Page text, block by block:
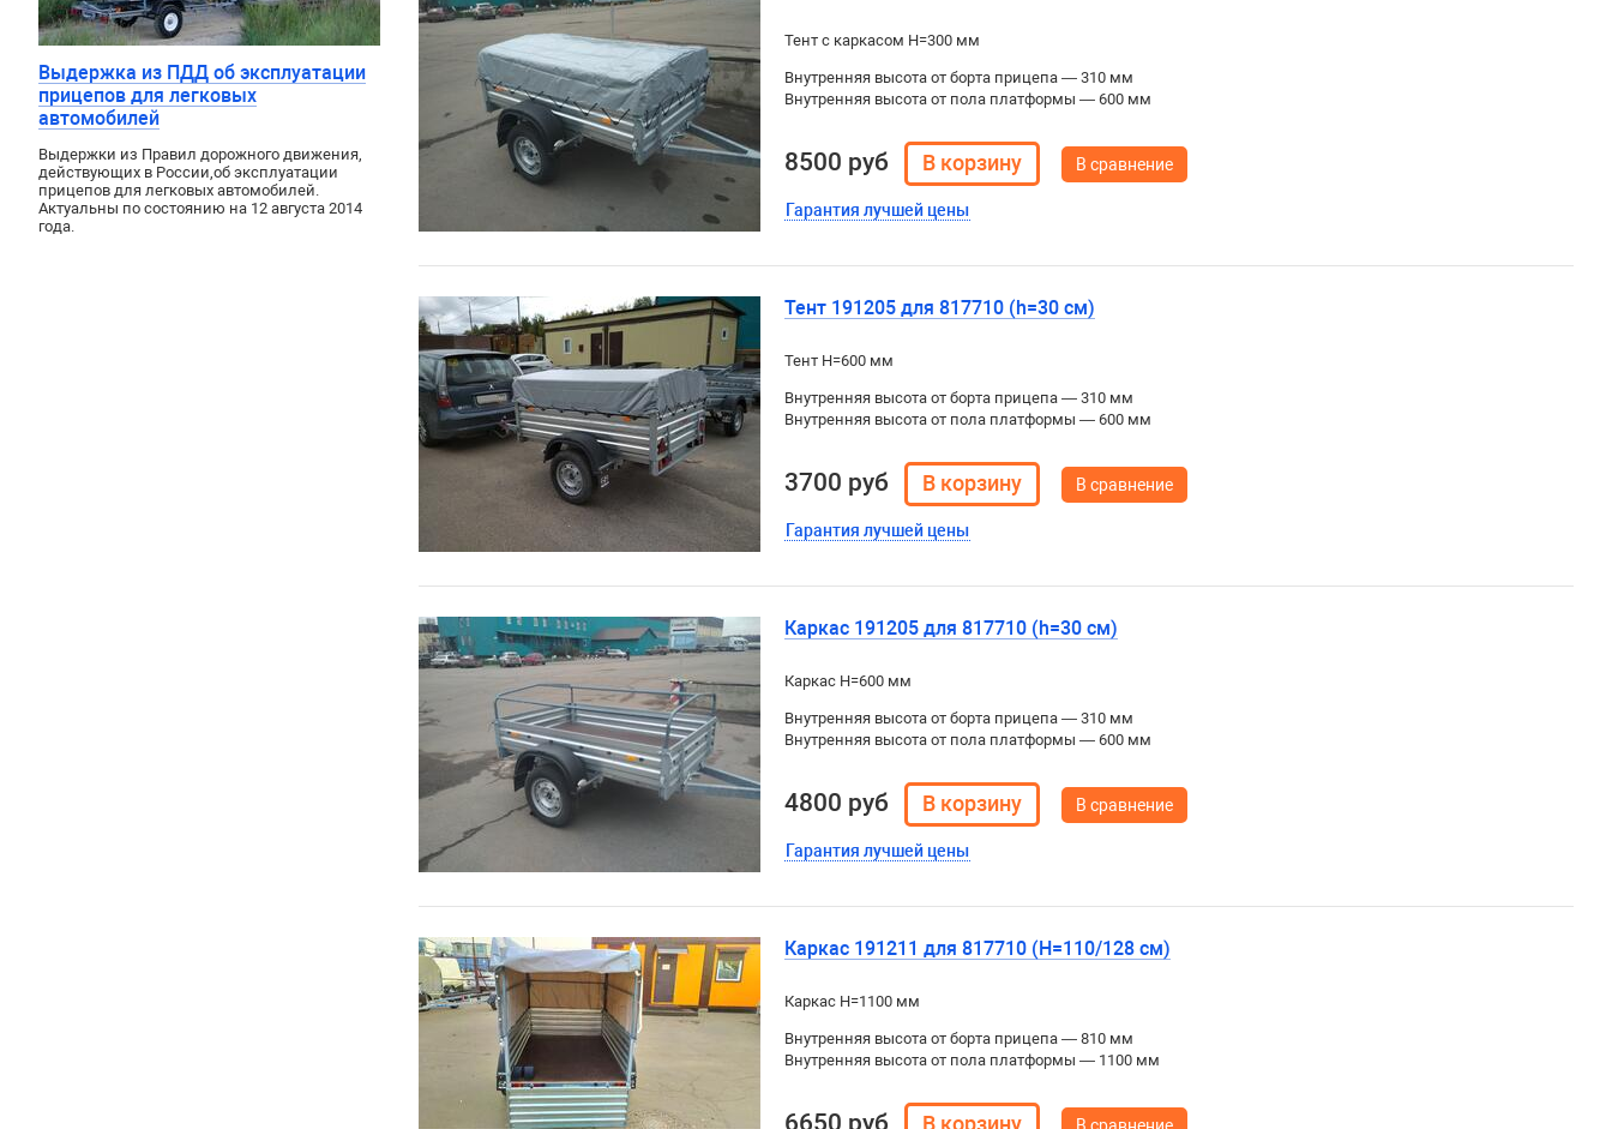
Тент с каркасом H=300 мм
Внутренняя высота от борта прицепа — 310 мм
Внутренняя высота от пола платформы — 600 мм
8500 руб
Гарантия лучшей цены
В сравнение
Тент 191205 для 817710 (h=30 см)
Тент H=600 мм
Внутренняя высота от борта прицепа — 310 мм
Внутренняя высота от пола платформы — 600 мм
3700 руб
Гарантия лучшей цены
В сравнение
Каркас 191205 для 817710 (h=30 см)
Каркас H=600 мм
Внутренняя высота от борта прицепа — 310 мм
Внутренняя высота от пола платформы — 600 мм
4800 руб
Гарантия лучшей цены
В сравнение
Каркас 191211 для 817710 (H=110/128 см)
Каркас H=1100 мм
Внутренняя высота от борта прицепа — 810 мм
Внутренняя высота от пола платформы — 1100 мм
6650 руб
Выдержка из ПДД об эксплуатации
прицепов для легковых
автомобилей
Выдержки из Правил дорожного движения,
действующих в России,об эксплуатации
прицепов для легковых автомобилей.
Актуальны по состоянию на 12 августа 2014
года.